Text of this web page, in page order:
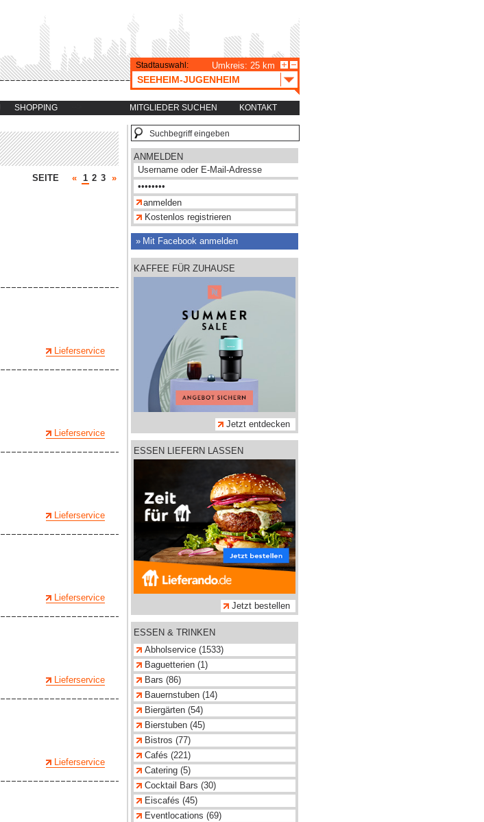
SHOPPING MITGLIEDER SUCHEN KONTAKT
Stadtauswahl: Umkreis: 25 km
SEEHEIM-JUGENHEIM
SEITE « 1 2 3 »
Lieferservice
Lieferservice
Lieferservice
Lieferservice
Lieferservice
Lieferservice
ANMELDEN
Kostenlos registrieren
Mit Facebook anmelden
KAFFEE FÜR ZUHAUSE
Jetzt entdecken
ESSEN LIEFERN LASSEN
Jetzt bestellen
ESSEN & TRINKEN
Abholservice (1533)
Baguetterien (1)
Bars (86)
Bauernstuben (14)
Biergärten (54)
Bierstuben (45)
Bistros (77)
Cafés (221)
Catering (5)
Cocktail Bars (30)
Eiscafés (45)
Eventlocations (69)